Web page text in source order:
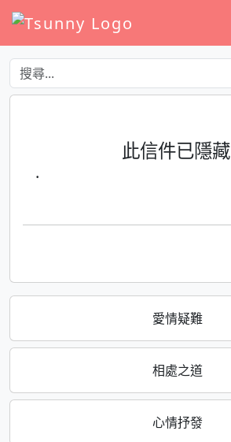
愛情疑難
相處之道
心情抒發
此信件已隱藏
·